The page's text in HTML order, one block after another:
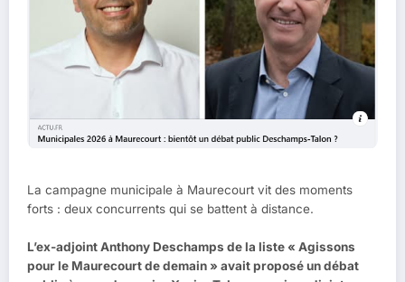
La campagne municipale à Maurecourt vit des moments
forts : deux concurrents qui se battent à distance.
L’ex-adjoint Anthony Deschamps de la liste « Agissons
pour le Maurecourt de demain » avait proposé un débat